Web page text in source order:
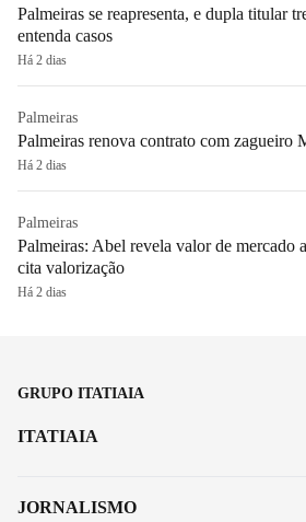
Palmeiras se reapresenta, e dupla titular
entenda casos
Há 2 dias
Palmeiras
Palmeiras renova contrato com zagueiro
Há 2 dias
Palmeiras
Palmeiras: Abel revela valor de mercado
cita valorização
Há 2 dias
GRUPO ITATIAIA
ITATIAIA
JORNALISMO